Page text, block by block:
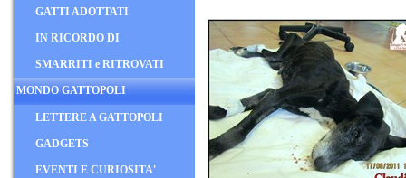
GATTI ADOTTATI
IN RICORDO DI
SMARRITI e RITROVATI
MONDO GATTOPOLI
LETTERE A GATTOPOLI
GADGETS
EVENTI E CURIOSITA'